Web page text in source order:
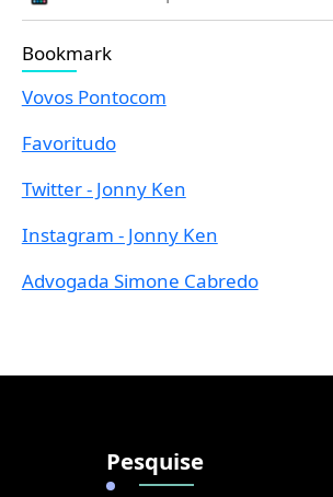
Bookmark
Vovos Pontocom
Favoritudo
Twitter - Jonny Ken
Instagram - Jonny Ken
Advogada Simone Cabredo
Pesquise